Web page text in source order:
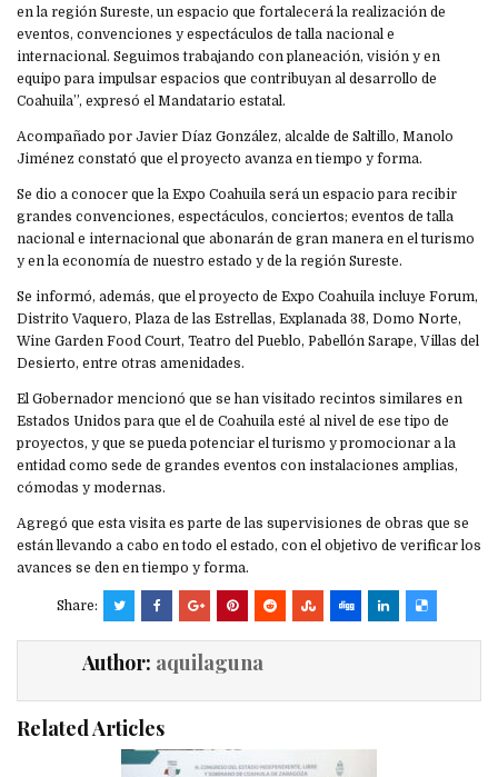
en la región Sureste, un espacio que fortalecerá la realización de
eventos, convenciones y espectáculos de talla nacional e
internacional. Seguimos trabajando con planeación, visión y en
equipo para impulsar espacios que contribuyan al desarrollo de
Coahuila”, expresó el Mandatario estatal.
Acompañado por Javier Díaz González, alcalde de Saltillo, Manolo
Jiménez constató que el proyecto avanza en tiempo y forma.
Se dio a conocer que la Expo Coahuila será un espacio para recibir
grandes convenciones, espectáculos, conciertos; eventos de talla
nacional e internacional que abonarán de gran manera en el turismo
y en la economía de nuestro estado y de la región Sureste.
Se informó, además, que el proyecto de Expo Coahuila incluye Forum,
Distrito Vaquero, Plaza de las Estrellas, Explanada 38, Domo Norte,
Wine Garden Food Court, Teatro del Pueblo, Pabellón Sarape, Villas del
Desierto, entre otras amenidades.
El Gobernador mencionó que se han visitado recintos similares en
Estados Unidos para que el de Coahuila esté al nivel de ese tipo de
proyectos, y que se pueda potenciar el turismo y promocionar a la
entidad como sede de grandes eventos con instalaciones amplias,
cómodas y modernas.
Agregó que esta visita es parte de las supervisiones de obras que se
están llevando a cabo en todo el estado, con el objetivo de verificar los
avances se den en tiempo y forma.
Share:
Author: aquilaguna
Related Articles